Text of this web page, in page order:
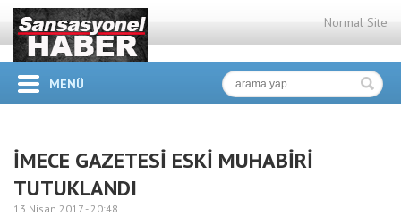
Normal Site
MENÜ
İMECE GAZETESİ ESKİ MUHABİRİ
TUTUKLANDI
13 Nisan 2017 -20:48